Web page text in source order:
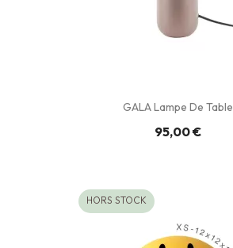
GALA Lampe De Table
95,00 €
HORS STOCK